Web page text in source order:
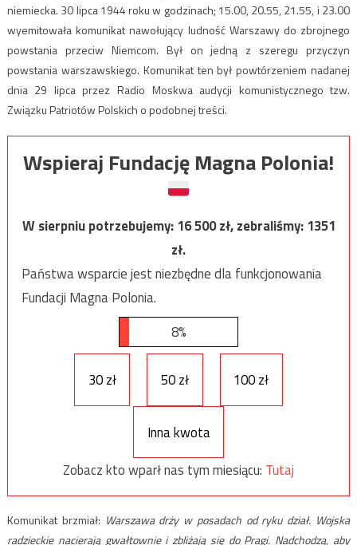
niemiecka. 30 lipca 1944 roku w godzinach; 15.00, 20.55, 21.55, i 23.00
wyemitowała komunikat nawołujący ludność Warszawy do zbrojnego
powstania przeciw Niemcom. Był on jedną z szeregu przyczyn
powstania warszawskiego. Komunikat ten był powtórzeniem nadanej
dnia 29 lipca przez Radio Moskwa audycji komunistycznego tzw.
Związku Patriotów Polskich o podobnej treści.
Wspieraj Fundację Magna Polonia!
W sierpniu potrzebujemy:16 500zł, zebraliśmy:1351
zł.
Państwa wsparcie jest niezbędne dla funkcjonowania
Fundacji Magna Polonia.
8%
30 zł 50 zł 100 zł
Inna kwota
Zobacz kto wparł nas tym miesiącu: Tutaj
Komunikat brzmiał: Warszawa drży w posadach od ryku dział. Wojska
radzieckie nacierają gwałtownie i zbliżają się do Pragi. Nadchodzą, aby